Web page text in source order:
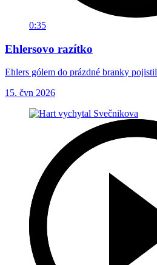
0:35
Ehlersovo razítko
Ehlers gólem do prázdné branky
15. čvn 2026